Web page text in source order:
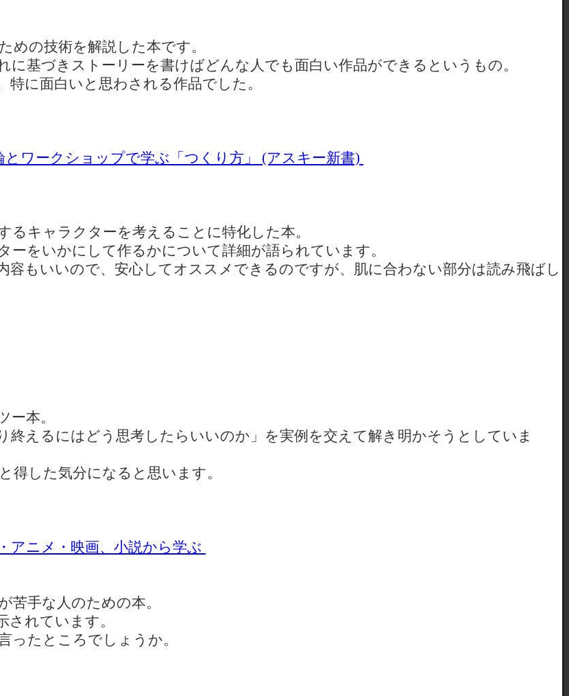
めの技術を解説した本です。
に基づきストーリーを書けばどんな人でも面白い作品ができるというもの。
に面白いと思わされる作品でした。
ワークショップで学ぶ「つくり方」 (アスキー新書)
るキャラクターを考えることに特化した本。
ーをいかにして作るかについて詳細が語られています。
容もいいので、安心してオススメできるのですが、肌に合わない部分は読み飛ばし
ー本。
終えるにはどう思考したらいいのか」を実例を交えて解き明かそうとしていま
得した気分になると思います。
ニメ・映画、小説から学ぶ
苦手な人のための本。
されています。
ったところでしょうか。